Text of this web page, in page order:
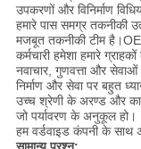
उपकरणों और विनिर्माण
हमारे पास समग्र तकनीकी
मजबूत तकनीकी टीम
कर्मचारी हमेशा हमारे
नवाचार, गुणवत्ता और
निर्माण और सेवा पर बहुत
उच्च श्रेणी के अरण्ड और
जो पर्यावरण के अनुकूल हो।
हम वर्डवाइड कंपनी के